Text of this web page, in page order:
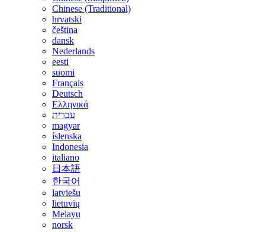
Chinese (Traditional)
hrvatski
čeština
dansk
Nederlands
eesti
suomi
Français
Deutsch
Ελληνικά
עברית
magyar
íslenska
Indonesia
italiano
日本語
한국어
latviešu
lietuvių
Melayu
norsk